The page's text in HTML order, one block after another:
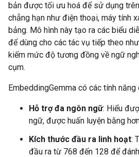
bản được tối ưu hoá để sử dụng
chẳng hạn như điện thoại, máy tính
bảng. Mô hình này tạo ra các biểu
để dùng cho các tác vụ tiếp theo
kiếm mức độ tương đồng về ngữ
cụm.
EmbeddingGemma có các tính năng
Hỗ trợ đa ngôn ngữ: Hiểu
ngữ, được huấn luyện bằng
Kích thước đầu ra linh hoạt:
đầu ra từ 768 đến 128 để